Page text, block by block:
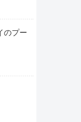
のプー